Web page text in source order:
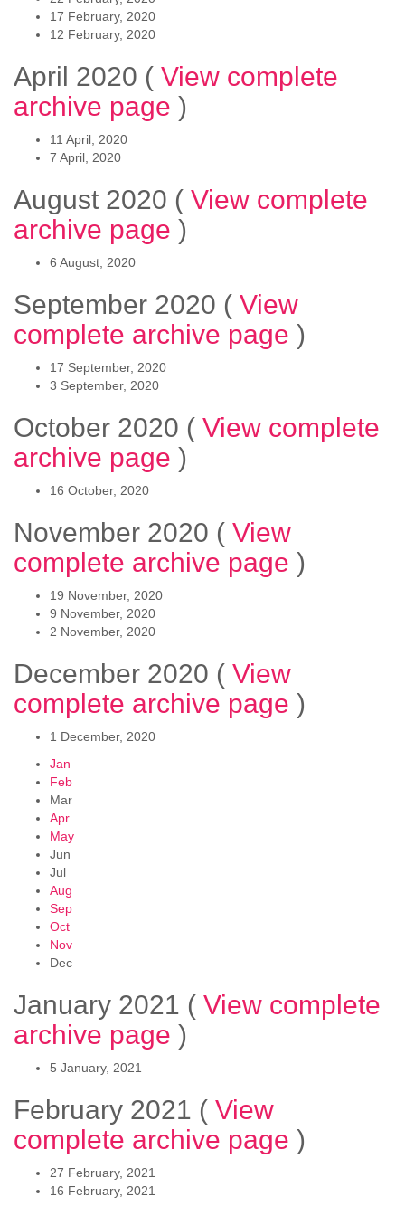
17 February, 2020
12 February, 2020
April 2020 ( View complete
archive page )
11 April, 2020
7 April, 2020
August 2020 ( View complete
archive page )
6 August, 2020
September 2020 ( View
complete archive page )
17 September, 2020
3 September, 2020
October 2020 ( View complete
archive page )
16 October, 2020
November 2020 ( View
complete archive page )
19 November, 2020
9 November, 2020
2 November, 2020
December 2020 ( View
complete archive page )
1 December, 2020
Jan
Feb
Mar
Apr
May
Jun
Jul
Aug
Sep
Oct
Nov
Dec
January 2021 ( View complete
archive page )
5 January, 2021
February 2021 ( View
complete archive page )
27 February, 2021
16 February, 2021